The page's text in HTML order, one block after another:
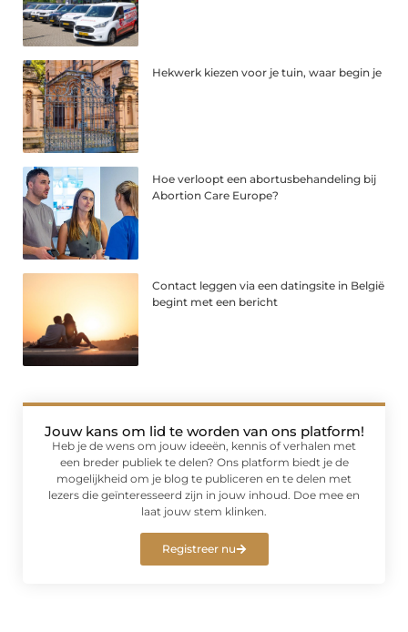
Hekwerk kiezen voor je tuin, waar begin je
Hoe verloopt een abortusbehandeling bij
Abortion Care Europe?
Contact leggen via een datingsite in België
begint met een bericht
Jouw kans om lid te worden van ons platform!
Heb je de wens om jouw ideeën, kennis of verhalen met
een breder publiek te delen? Ons platform biedt je de
mogelijkheid om je blog te publiceren en te delen met
lezers die geïnteresseerd zijn in jouw inhoud. Doe mee en
laat jouw stem klinken.
Registreer nu